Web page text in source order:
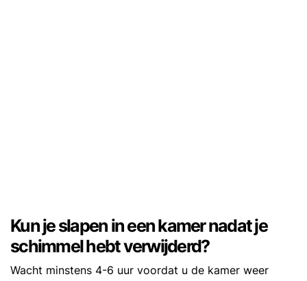
Kun je slapen in een kamer nadat je
schimmel hebt verwijderd?
Wacht minstens 4-6 uur voordat u de kamer weer